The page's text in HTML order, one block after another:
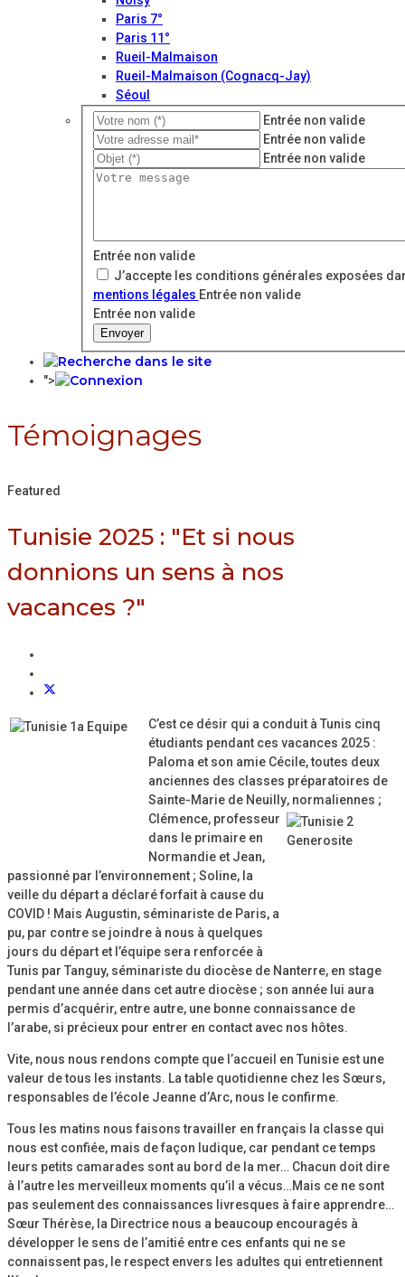
Paris 7°
Paris 11°
Rueil-Malmaison
Rueil-Malmaison (Cognacq-Jay)
Séoul
Entrée non valide
Entrée non valide
Entrée non valide
Entrée non valide
J’accepte les conditions générales exposées
mentions légales Entrée non valide
Entrée non valide
Envoyer
">
Témoignages
Featured
Tunisie 2025 : "Et si nous
donnions un sens à nos
vacances ?"
C’est ce désir qui a conduit à Tunis cinq
étudiants pendant ces vacances 2025 :
Paloma et son amie Cécile, toutes deux
anciennes des classes préparatoires de
Sainte-Marie de Neuilly, normaliennes ;
Clémence, professeur
dans le primaire en
Normandie et Jean,
passionné par l’environnement ; Soline, la
veille du départ a déclaré forfait à cause du
COVID ! Mais Augustin, séminariste de Paris, a
pu, par contre se joindre à nous à quelques
jours du départ et l’équipe sera renforcée à
Tunis par Tanguy, séminariste du diocèse de Nanterre, en stage
pendant une année dans cet autre diocèse ; son année lui aura
permis d’acquérir, entre autre, une bonne connaissance de
l’arabe, si précieux pour entrer en contact avec nos hôtes.
Vite, nous nous rendons compte que l’accueil en Tunisie est une
valeur de tous les instants. La table quotidienne chez les Sœurs,
responsables de l’école Jeanne d’Arc, nous le confirme.
Tous les matins nous faisons travailler en français la classe qui
nous est confiée, mais de façon ludique, car pendant ce temps
leurs petits camarades sont au bord de la mer… Chacun doit dire
à l’autre les merveilleux moments qu’il a vécus…Mais ce ne sont
pas seulement des connaissances livresques à faire apprendre…
Sœur Thérèse, la Directrice nous a beaucoup encouragés à
développer le sens de l’amitié entre ces enfants qui ne se
connaissent pas, le respect envers les adultes qui entretiennent